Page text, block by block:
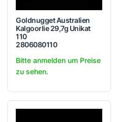
Goldnugget Australien
Kalgoorlie 29,7g Unikat
110
2806080110
Bitte anmelden um Preise
zu sehen.